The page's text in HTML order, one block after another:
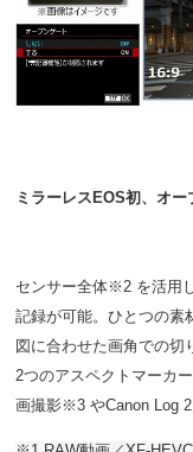
ミラーレスEOS初、オ
センサー全体※2 を活用
記録が可能。ひとつの素
図に合わせた画角での切
2つのアスペクトマーカ
画撮影※3 やCanon Log 2